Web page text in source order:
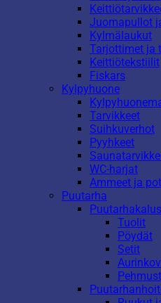
Juomapullot
Kylmälaukut
Tarjottimet ja
Keittiötekstiilit
Fiskars
Kylpyhuone
Tarvikkeet
Suihkuverhot
Pyyhkeet
WC-harjat
Ammeet ja
Puutarha
Tuolit
Pöydät
Setit